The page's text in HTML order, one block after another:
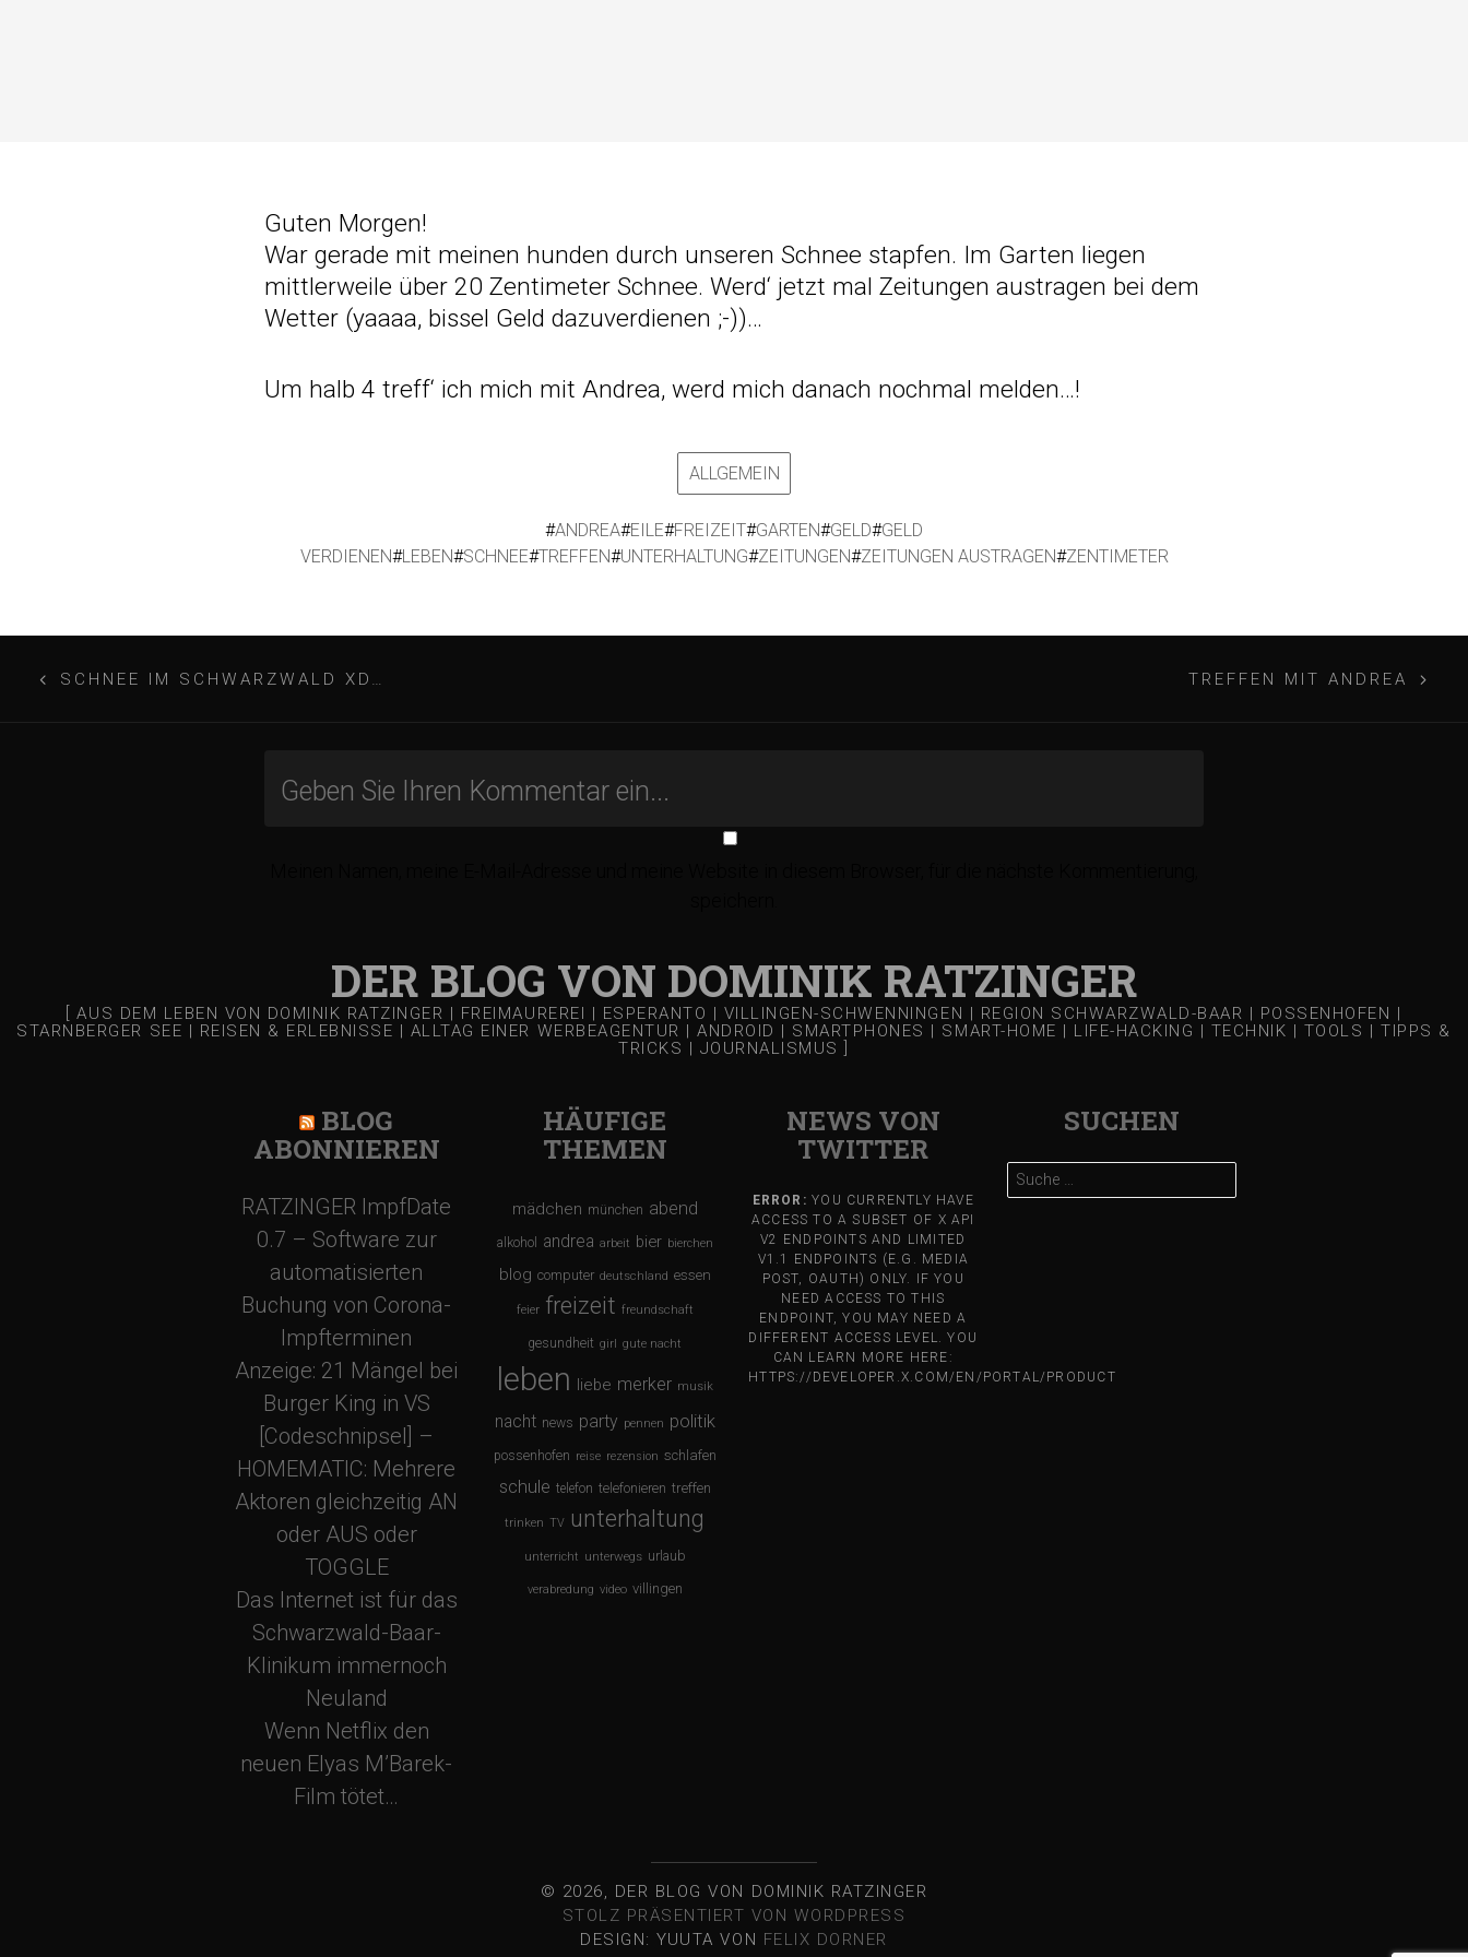
Guten Morgen!
War gerade mit meinen hunden durch unseren Schnee stapfen. Im Garten liegen
mittlerweile über 20 Zentimeter Schnee. Werd‘ jetzt mal Zeitungen austragen bei dem
Wetter (yaaaa, bissel Geld dazuverdienen ;-))…
Um halb 4 treff‘ ich mich mit Andrea, werd mich danach nochmal melden…!
ALLGEMEIN
#ANDREA#EILE#FREIZEIT#GARTEN#GELD#GELD
VERDIENEN#LEBEN#SCHNEE#TREFFEN#UNTERHALTUNG#ZEITUNGEN#ZEITUNGEN AUSTRAGEN#ZENTIMETER
g
SCHNEE IM SCHWARZWALD XD… TREFFEN MIT ANDREA
DER BLOG VON DOMINIK RATZINGER
[ AUS DEM LEBEN VON DOMINIK RATZINGER | FREIMAUREREI | ESPERANTO | VILLINGEN-SCHWENNINGEN | REGION SCHWARZWALD-BAAR | POSSENHOFEN |
STARNBERGER SEE | REISEN & ERLEBNISSE | ALLTAG EINER WERBEAGENTUR | ANDROID | SMARTPHONES | SMART-HOME | LIFE-HACKING | TECHNIK | TOOLS | TIPPS &
TRICKS | JOURNALISMUS ]
BLOG
ABONNIEREN
RATZINGER ImpfDate
0.7 – Software zur
automatisierten
Buchung von Corona-
Impfterminen
Anzeige: 21 Mängel bei
Burger King in VS
[Codeschnipsel] –
HOMEMATIC: Mehrere
Aktoren gleichzeitig AN
oder AUS oder
TOGGLE
Das Internet ist für das
Schwarzwald-Baar-
Klinikum immernoch
Neuland
Wenn Netflix den
neuen Elyas M’Barek-
Film tötet…
HÄUFIGE
THEMEN
mädchen münchen abend
alkohol andrea arbeit bier bierchen
blog computer deutschland essen
feier freizeit freundschaft
gesundheit girl gute nacht
leben liebe merker musik
nacht news party pennen politik
possenhofen reise rezension schlafen
schule telefon telefonieren treffen
trinken TV unterhaltung
unterricht unterwegs urlaub
verabredung video villingen
NEWS VON
TWITTER
ERROR: YOU CURRENTLY HAVE
ACCESS TO A SUBSET OF X API
V2 ENDPOINTS AND LIMITED
V1.1 ENDPOINTS (E.G. MEDIA
POST, OAUTH) ONLY. IF YOU
NEED ACCESS TO THIS
ENDPOINT, YOU MAY NEED A
DIFFERENT ACCESS LEVEL. YOU
CAN LEARN MORE HERE:
HTTPS://DEVELOPER.X.COM/EN/PORTAL/PRODUCT
SUCHEN
nach:
© 2026, DER BLOG VON DOMINIK RATZINGER
STOLZ PRÄSENTIERT VON WORDPRESS
DESIGN: YUUTA VON FELIX DORNER